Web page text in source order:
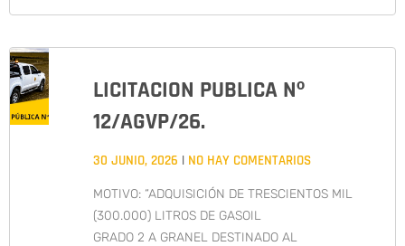
LICITACION PUBLICA Nº
12/AGVP/26.
30 JUNIO, 2026 NO HAY COMENTARIOS
MOTIVO: “ADQUISICIÓN DE TRESCIENTOS MIL
(300.000) LITROS DE GASOIL
GRADO 2 A GRANEL DESTINADO AL